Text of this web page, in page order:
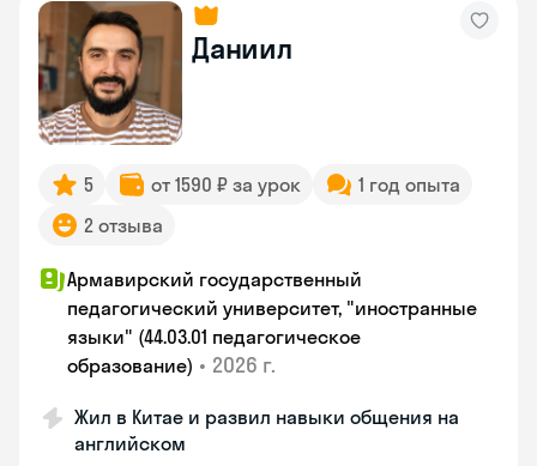
Даниил
5 от 1590 ₽ за урок
1 год опыта
2 отзыва
Армавирский государственный
педагогический университет, "иностранные
языки" (44.03.01 педагогическое
образование) • 2026 г.
Жил в Китае и развил навыки общения на
английском